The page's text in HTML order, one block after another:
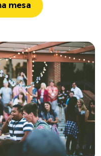
mesa